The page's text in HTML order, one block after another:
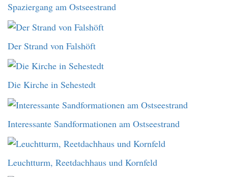
Spaziergang am Ostseestrand
Der Strand von Falshöft
Die Kirche in Sehestedt
Interessante Sandformationen am Ostseestrand
Leuchtturm, Reetdachhaus und Kornfeld